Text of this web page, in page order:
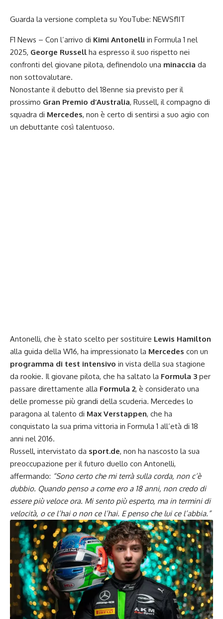
Guarda la versione completa su YouTube: NEWSf1IT
F1 News – Con l’arrivo di Kimi Antonelli in Formula 1 nel
2025, George Russell ha espresso il suo rispetto nei
confronti del giovane pilota, definendolo una minaccia da
non sottovalutare.
Nonostante il debutto del 18enne sia previsto per il
prossimo Gran Premio d’Australia, Russell, il compagno di
squadra di Mercedes, non è certo di sentirsi a suo agio con
un debuttante così talentuoso.
Antonelli, che è stato scelto per sostituire Lewis Hamilton
alla guida della W16, ha impressionato la Mercedes con un
programma di test intensivo in vista della sua stagione
da rookie. Il giovane pilota, che ha saltato la Formula 3 per
passare direttamente alla Formula 2, è considerato una
delle promesse più grandi della scuderia. Mercedes lo
paragona al talento di Max Verstappen, che ha
conquistato la sua prima vittoria in Formula 1 all’età di 18
anni nel 2016.
Russell, intervistato da sport.de, non ha nascosto la sua
preoccupazione per il futuro duello con Antonelli,
affermando: “Sono certo che mi terrà sulla corda, non c’è
dubbio. Quando penso a come ero a 18 anni, non credo di
essere più veloce ora. Mi sento più esperto, ma in termini di
velocità, o ce l’hai o non ce l’hai. E penso che lui ce l’abbia.”